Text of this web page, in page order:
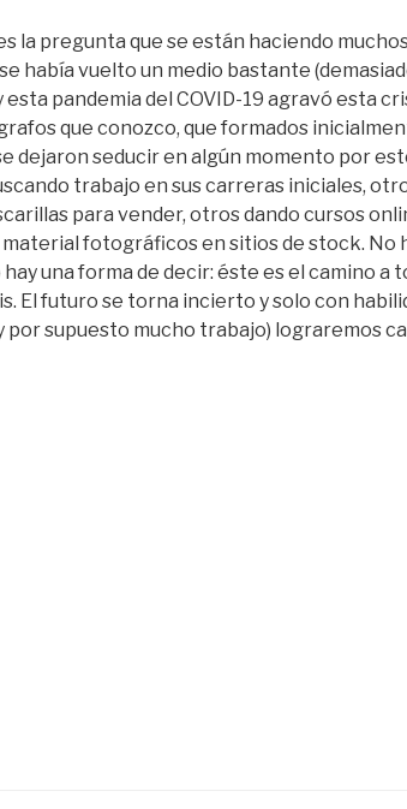
la pregunta que se están haciendo
había vuelto un medio bastante
pandemia del COVID-19 agravó esta
que conozco, que formados
dejaron seducir en algún momento por
trabajo en sus carreras iniciales,
para vender, otros dando cursos
fotográficos en sitios de stock. No
una forma de decir: éste es el camino a
El futuro se torna incierto y solo con
por supuesto mucho trabajo) lograremos